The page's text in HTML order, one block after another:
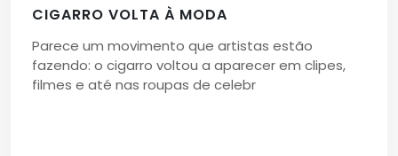
CIGARRO VOLTA À MODA
Parece um movimento que artistas estão
fazendo: o cigarro voltou a aparecer em clipes,
filmes e até nas roupas de celebr